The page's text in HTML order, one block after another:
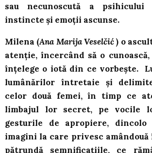
sau necunoscută a psihicului
instincte și emoții ascunse.
Milena (Ana Marija Veselčić) o
atenție, încercând să o
înțelege o iotă din ce vorbește.
lumânărilor întretaie și
celor două femei, în timp ce
limbajul lor secret, pe vocile
gesturile de apropiere,
imagini la care privesc
pătrundă semnificațiile, ce